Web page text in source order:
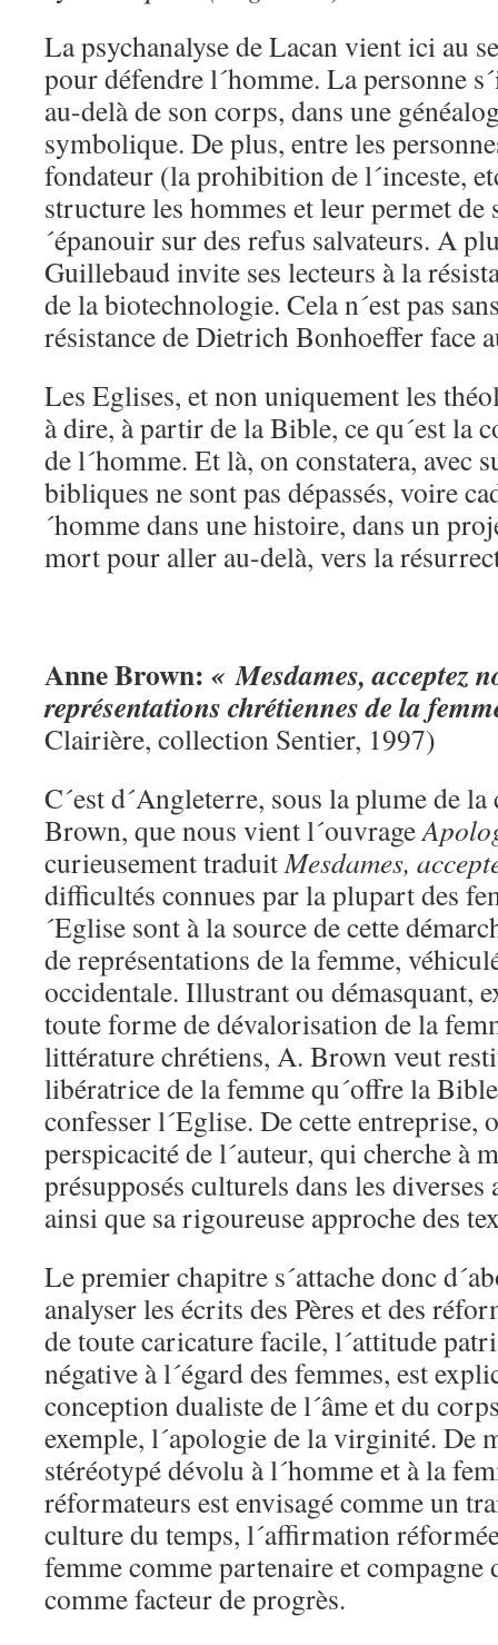
La psychanalyse de Lacan vient ici au
pour défendre l´homme. La personne
au-delà de son corps, dans une
symbolique. De plus, entre les
fondateur (la prohibition de l´inceste,
structure les hommes et leur permet de
´épanouir sur des refus salvateurs. A
Guillebaud invite ses lecteurs à la
de la biotechnologie. Cela n´est pas
résistance de Dietrich Bonhoeffer face
Les Eglises, et non uniquement les
à dire, à partir de la Bible, ce qu´est la
de l´homme. Et là, on constatera, avec
bibliques ne sont pas dépassés, voire
´homme dans une histoire, dans un
mort pour aller au-delà, vers la
Anne Brown: « Mesdames, acceptez
représentations chrétiennes de la
Clairière, collection Sentier, 1997)
C´est d´Angleterre, sous la plume de
Brown, que nous vient l´ouvrage
curieusement traduitMesdames,
difficultés connues par la plupart des
´Eglise sont à la source de cette
de représentations de la femme,
occidentale. Illustrant ou démasquant,
toute forme de dévalorisation de la
littérature chrétiens, A. Brown veut
libératrice de la femme qu´offre la
confesser l´Eglise. De cette entreprise,
perspicacité de l´auteur, qui cherche à
présupposés culturels dans les diverses
ainsi que sa rigoureuse approche des
Le premier chapitre s´attache donc
analyser les écrits des Pères et des
de toute caricature facile, l´attitude
négative à l´égard des femmes, est
conception dualiste de l´âme et du
exemple, l´apologie de la virginité. De
stéréotypé dévolu à l´homme et à la
réformateurs est envisagé comme un
culture du temps, l´affirmation
femme comme partenaire et compagne
comme facteur de progrès.